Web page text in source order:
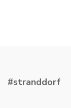
#stranddorf